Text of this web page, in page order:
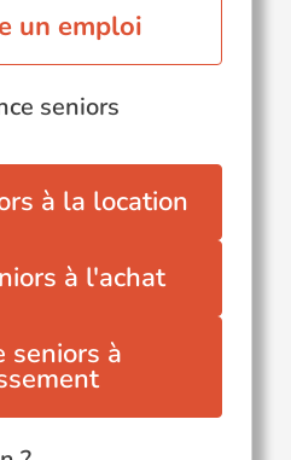
un emploi
seniors
à la location
à l'achat
seniors à